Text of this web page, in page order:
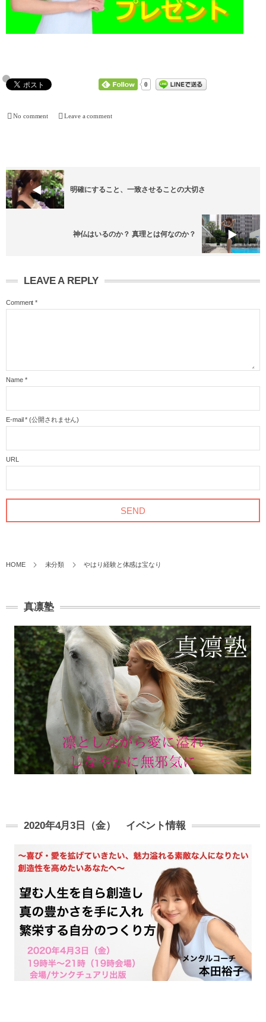
0
No comment Leave a comment
明確にすること、一致させることの大切さ
神仏はいるのか？ 真理とは何なのか？
LEAVE A REPLY
Comment *
Name *
E-mail * (公開されません)
URL
HOME 未分類 やはり経験と体感は宝なり
真凛塾
2020年4月3日（金） イベント情報